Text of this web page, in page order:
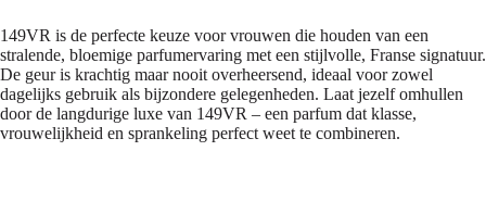
149VR is de perfecte keuze voor vrouwen die houden van een
stralende, bloemige parfumervaring met een stijlvolle, Franse signatuur.
De geur is krachtig maar nooit overheersend, ideaal voor zowel
dagelijks gebruik als bijzondere gelegenheden. Laat jezelf omhullen
door de langdurige luxe van 149VR – een parfum dat klasse,
vrouwelijkheid en sprankeling perfect weet te combineren.